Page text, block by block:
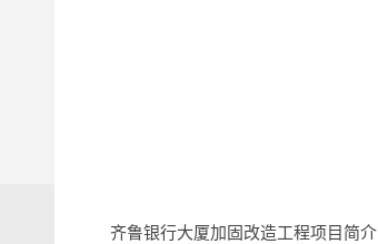
齐鲁银行大厦加固改造工程项目简介